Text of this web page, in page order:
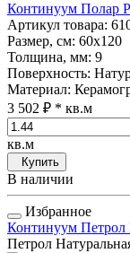
Континуум Полар
Артикул товара:
Размер, см: 60x120
Толщина, мм: 9
Поверхность:
Материал:
3 502 ₽ * кв.м
кв.м
Купить
В наличии
Избранное
Континуум Петрол
Петрол